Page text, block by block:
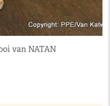
van NATAN